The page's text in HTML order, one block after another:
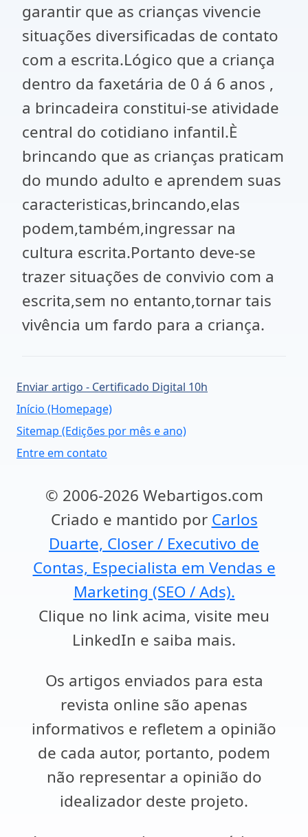
garantir que as crianças vivencie
situações diversificadas de contato
com a escrita.Lógico que a criança
dentro da faxetária de 0 á 6 anos ,
a brincadeira constitui-se atividade
central do cotidiano infantil.È
brincando que as crianças praticam
do mundo adulto e aprendem suas
caracteristicas,brincando,elas
podem,também,ingressar na
cultura escrita.Portanto deve-se
trazer situações de convivio com a
escrita,sem no entanto,tornar tais
vivência um fardo para a criança.
Enviar artigo - Certificado Digital 10h
Início (Homepage)
Sitemap (Edições por mês e ano)
Entre em contato
© 2006-2026 Webartigos.com
Criado e mantido por Carlos
Duarte, Closer / Executivo de
Contas, Especialista em Vendas e
Marketing (SEO / Ads).
Clique no link acima, visite meu
LinkedIn e saiba mais.
Os artigos enviados para esta
revista online são apenas
informativos e refletem a opinião
de cada autor, portanto, podem
não representar a opinião do
idealizador deste projeto.